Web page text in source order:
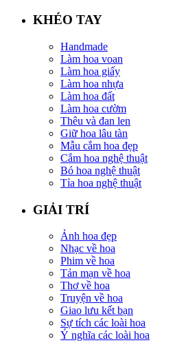
KHÉO TAY
Handmade
Làm hoa voan
Làm hoa giấy
Làm hoa nhựa
Làm hoa đất
Làm hoa cườm
Thêu và đan len
Giữ hoa lâu tàn
Mẫu cắm hoa đẹp
Cắm hoa nghệ thuật
Bó hoa nghệ thuật
Tỉa hoa nghệ thuật
GIẢI TRÍ
Ảnh hoa đẹp
Nhạc về hoa
Phim về hoa
Tản mạn về hoa
Thơ về hoa
Truyện về hoa
Giao lưu kết bạn
Sự tích các loài hoa
Ý nghĩa các loài hoa